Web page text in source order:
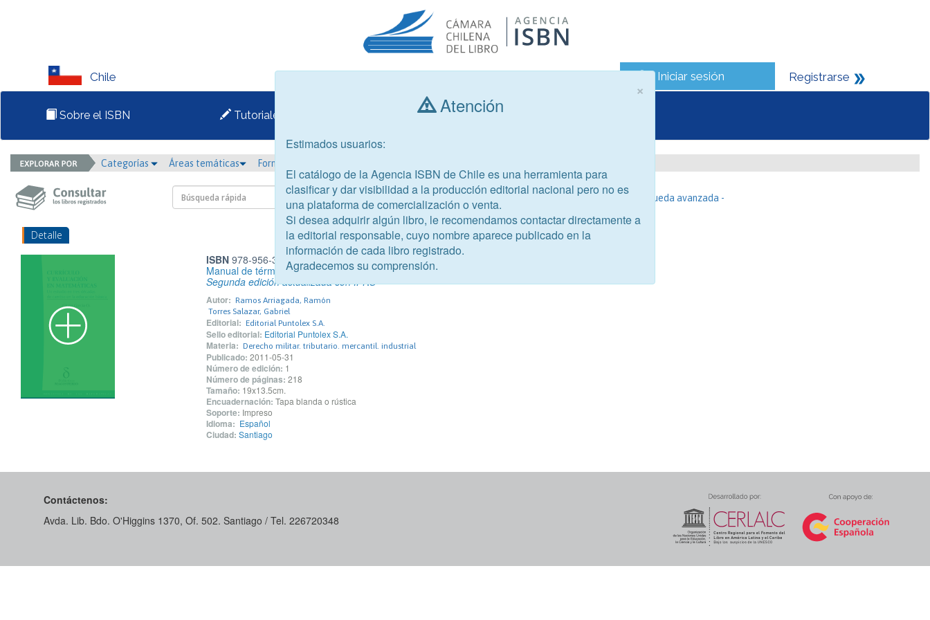
Chile Iniciar sesión Registrarse
Sobre el ISBN Tutoriales Consultar libros
Categorías Áreas temáticas Formato
- Búsqueda avanzada -
Detalle
ISBN978-956-337-097-3
Manual de términos financiero-contables
Segunda edición actualizada con IFRS
Autor: Ramos Arriagada, Ramón
Torres Salazar, Gabriel
Editorial: Editorial Puntolex S.A.
Sello editorial: Editorial Puntolex S.A.
Materia: Derecho militar. tributario. mercantil. industrial
Publicado: 2011-05-31
Número de edición: 1
Número de páginas: 218
Tamaño: 19x13.5cm.
Encuadernación: Tapa blanda o rústica
Soporte: Impreso
Idioma: Español
Ciudad: Santiago
Contáctenos:
Avda. Lib. Bdo. O'Higgins 1370, Of. 502. Santiago / Tel. 226720348
×
Atención
Estimados usuarios:
El catálogo de la Agencia ISBN de Chile es una herramienta para
clasificar y dar visibilidad a la producción editorial nacional pero no es
una plataforma de comercialización o venta.
Si desea adquirir algún libro, le recomendamos contactar directamente a
la editorial responsable, cuyo nombre aparece publicado en la
información de cada libro registrado.
Agradecemos su comprensión.